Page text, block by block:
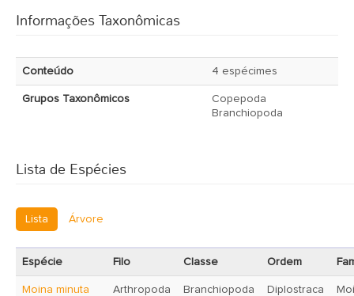
Informações Taxonômicas
Conteúdo 4 espécimes
Grupos Taxonômicos
Copepoda
Branchiopoda
Lista de Espécies
Lista Árvore
Espécie Filo Classe Ordem
Moina minuta Arthropoda Branchiopoda Diplostraca